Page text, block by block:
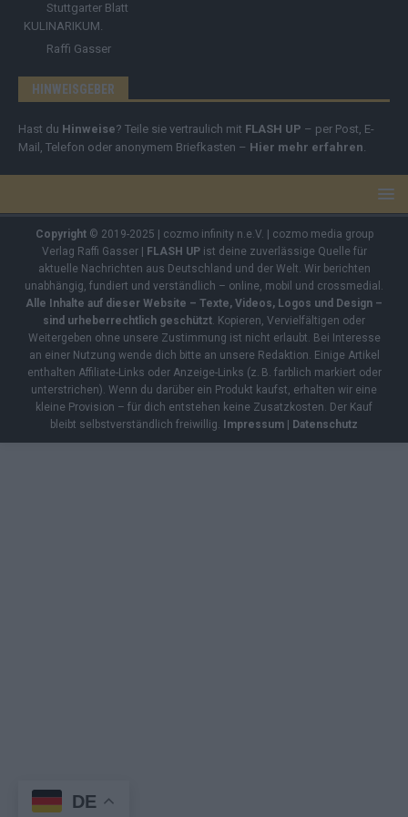
Stuttgarter Blatt
KULINARIKUM.
Raffi Gasser
HINWEISGEBER
Hast du Hinweise? Teile sie vertraulich mit FLASH UP – per Post, E-
Mail, Telefon oder anonymem Briefkasten – Hier mehr erfahren.
Copyright© 2019-2025 | cozmo infinity n.e.V. | cozmo media group
Verlag Raffi Gasser |
FLASH UPist deine zuverlässige Quelle für
aktuelle Nachrichten aus Deutschland und der Welt. Wir berichten
unabhängig, fundiert und verständlich – online, mobil und crossmedial.
Alle Inhalte auf dieser Website – Texte, Videos, Logos und Design –
sind urheberrechtlich geschützt. Kopieren, Vervielfältigen oder
Weitergeben ohne unsere Zustimmung ist nicht erlaubt. Bei Interesse
an einer Nutzung wende dich bitte an unsere Redaktion. Einige Artikel
enthalten Affiliate-Links oder Anzeige-Links (z. B. farblich markiert oder
unterstrichen). Wenn du darüber ein Produkt kaufst, erhalten wir eine
kleine Provision – für dich entstehen keine Zusatzkosten. Der Kauf
bleibt selbstverständlich freiwillig.
Impressum Datenschutz
DE